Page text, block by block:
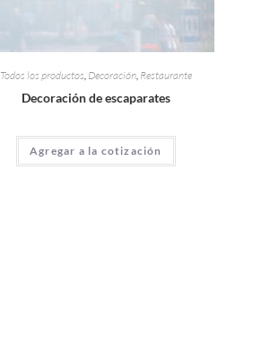
Todos los productos, Decoración, Restaurante
Decoración de escaparates
Agregar a la cotización